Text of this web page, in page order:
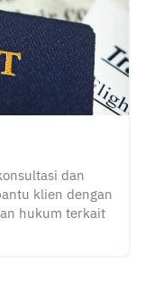
dan
klien dengan
hukum terkait